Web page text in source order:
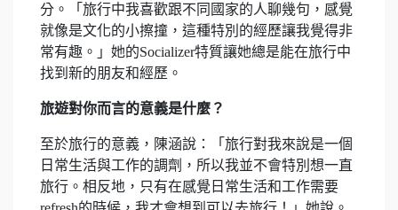
分。「旅行中我喜歡跟不同國家的人聊幾句，感覺
就像是文化的小擦撞，這種特別的經歷讓我覺得非
常有趣。」她的Socializer特質讓她總是能在旅行中
找到新的朋友和經歷。
旅遊對你而言的意義是什麼？
至於旅行的意義，陳涵說：「旅行對我來說是一個
日常生活與工作的調劑，所以我並不會特別想一直
旅行。相反地，只有在感覺日常生活和工作需要